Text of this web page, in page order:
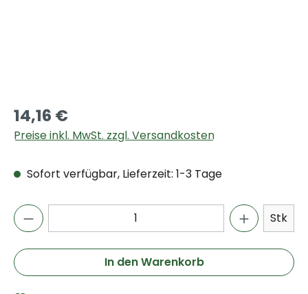
14,16 €
Preise inkl. MwSt. zzgl. Versandkosten
Sofort verfügbar, Lieferzeit: 1-3 Tage
Stk
In den Warenkorb